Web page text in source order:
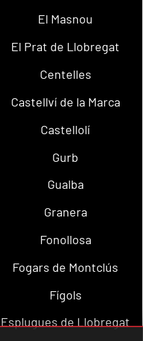
El Masnou
El Prat de Llobregat
Centelles
Castellví de la Marca
Castellolí
Gurb
Gualba
Granera
Fonollosa
Fogars de Montclús
Fígols
Esplugues de Llobregat